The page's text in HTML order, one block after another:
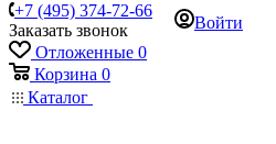
+7 (495) 374-72-66
Заказать звонок
Войти
Отложенные 0
Корзина 0
Каталог